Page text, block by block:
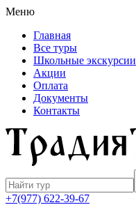
Меню
Главная
Все туры
Школьные экскурсии
Акции
Оплата
Документы
Контакты
+7(977) 622-39-67